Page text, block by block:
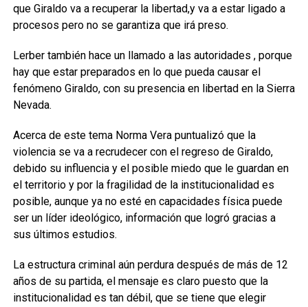
que Giraldo va a recuperar la libertad,y va a estar ligado a
procesos pero no se garantiza que irá preso.
Lerber también hace un llamado a las autoridades , porque
hay que estar preparados en lo que pueda causar el
fenómeno Giraldo, con su presencia en libertad en la Sierra
Nevada.
Acerca de este tema Norma Vera puntualizó que la
violencia se va a recrudecer con el regreso de Giraldo,
debido su influencia y el posible miedo que le guardan en
el territorio y por la fragilidad de la institucionalidad es
posible, aunque ya no esté en capacidades física puede
ser un líder ideológico, información que logró gracias a
sus últimos estudios.
La estructura criminal aún perdura después de más de 12
años de su partida, el mensaje es claro puesto que la
institucionalidad es tan débil, que se tiene que elegir